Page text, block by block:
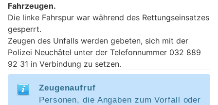
Fahrzeugen.
Die linke Fahrspur war während des Rettungseinsatzes
gesperrt.
Zeugen des Unfalls werden gebeten, sich mit der
Polizei Neuchâtel unter der Telefonnummer 032 889
92 31 in Verbindung zu setzen.
Zeugenaufruf
Personen, die Angaben zum Vorfall oder